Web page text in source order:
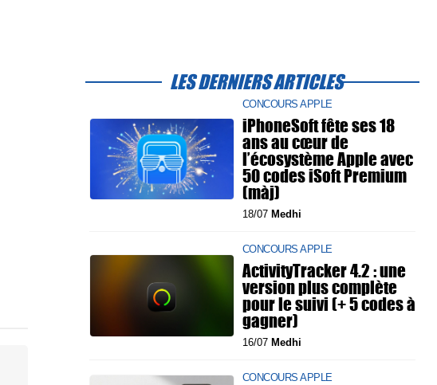
LES DERNIERS ARTICLES
CONCOURS APPLE
iPhoneSoft fête ses 18
ans au cœur de
l’écosystème Apple avec
50 codes iSoft Premium
(màj)
18/07 Medhi
CONCOURS APPLE
ActivityTracker 4.2 : une
version plus complète
pour le suivi (+ 5 codes à
gagner)
16/07 Medhi
CONCOURS APPLE